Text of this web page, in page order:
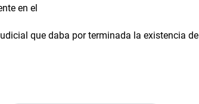
en el
que daba por terminada la existencia de